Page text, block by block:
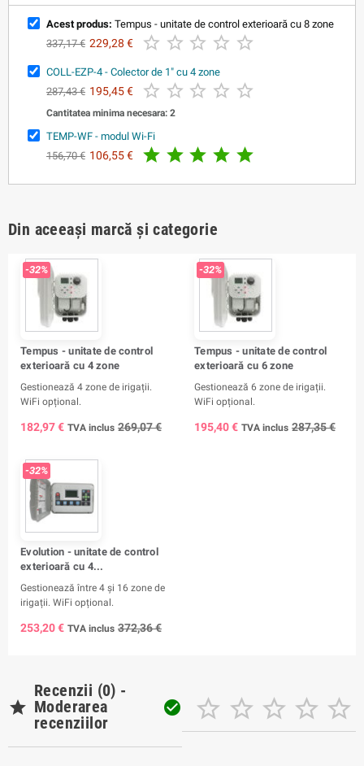
Acest produs: Tempus - unitate de control exterioară cu 8 zone
337,17 € 229,28 €     
COLL-EZP-4 - Colector de 1" cu 4 zone
287,43 € 195,45 €     
Cantitatea minima necesara: 2
TEMP-WF - modul Wi-Fi
156,70 € 106,55 €     
Din aceeași marcă și categorie
-32%
Tempus - unitate de control
exterioară cu 4 zone
Gestionează 4 zone de irigații.
WiFi opțional.
182,97 € TVA inclus 269,07 €
-32%
Tempus - unitate de control
exterioară cu 6 zone
Gestionează 6 zone de irigații.
WiFi opțional.
195,40 € TVA inclus 287,35 €
-32%
Evolution - unitate de control
exterioară cu 4...
Gestionează între 4 și 16 zone de
irigații. WiFi opțional.
253,20 € TVA inclus 372,36 €

Recenzii (0) -
Moderarea
recenziilor
     